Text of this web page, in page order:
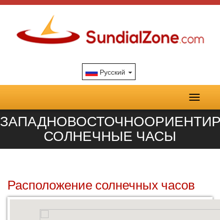
Русский
Toggle
СОЛНЕЧНЫЕ ЧАСЫ
Расположение солнечных часов